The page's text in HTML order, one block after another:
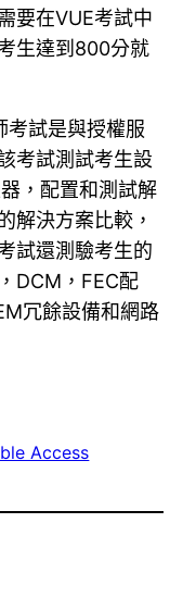
要在VUE考試中
生達到800分就
試是與授權服
考試測試考生設
，配置和測試解
解決方案比較，
試還測驗考生的
DCM，FEC配
冗餘設備和網路
Access